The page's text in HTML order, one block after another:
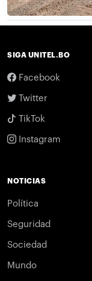
SIGA UNITEL.BO
Facebook
Twitter
TikTok
Instagram
NOTICIAS
Política
Seguridad
Sociedad
Mundo